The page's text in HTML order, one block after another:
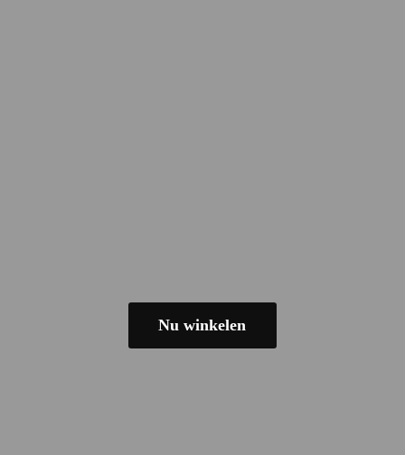
Nu winkelen